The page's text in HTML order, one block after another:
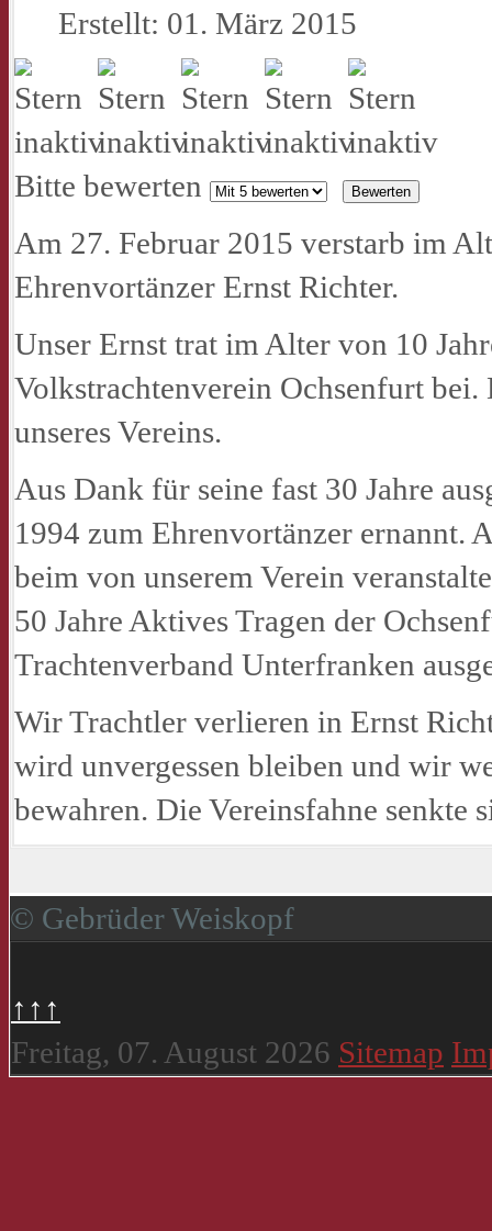
Erstellt: 01. März 2015
Bitte bewerten
Am 27. Februar 2015 verstarb im
Ehrenvortänzer Ernst Richter.
Unser Ernst trat im Alter von 10
Volkstrachtenverein Ochsenfurt
unseres Vereins.
Aus Dank für seine fast 30 Jahre
1994 zum Ehrenvortänzer ernannt.
beim von unserem Verein
50 Jahre Aktives Tragen der
Trachtenverband Unterfranken
Wir Trachtler verlieren in Ernst
wird unvergessen bleiben und wir
bewahren. Die Vereinsfahne senkte
© Gebrüder Weiskopf
↑↑↑
Freitag, 07. August 2026 Sitemap